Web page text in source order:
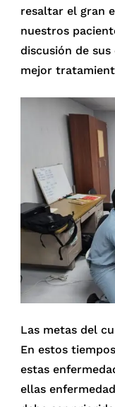
resaltar el gran
nuestros
discusión de
mejor
Las metas del
En estos
estas
ellas